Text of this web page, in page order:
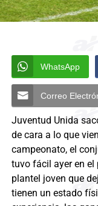
WhatsApp
Correo
Juventud Unida
de cara a lo que
campeonato, el
tuvo fácil ayer en el
plantel joven que
tienen un estado